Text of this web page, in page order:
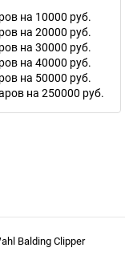
на 10000 руб.
на 20000 руб.
на 30000 руб.
на 40000 руб.
на 50000 руб.
на 250000 руб.
Balding Clipper